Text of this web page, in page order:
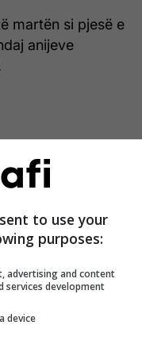
martën si pjesë e
anijeve
to use your
purposes:
advertising and content
services development
device